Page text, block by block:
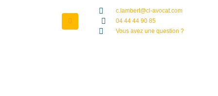
c.lambert@cl-avocat.com
04 44 44 90 85
Vous avez une question ?